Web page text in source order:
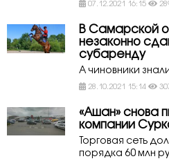
07.12.2021 16:15
В Самарской
незаконно
субаренду
А чиновники
28.10.2021 15:14
«Ашан» снова
компании
Торговая сеть
порядка 60 млн